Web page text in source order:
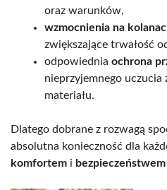
oraz warunków,
wzmocnienia na
zwiększające trwałość
odpowiednia ochrona
nieprzyjemnego uczucia
materiału.
Dlatego dobrane z rozwagą
absolutna konieczność dla
komfortem i bezpieczeństwem